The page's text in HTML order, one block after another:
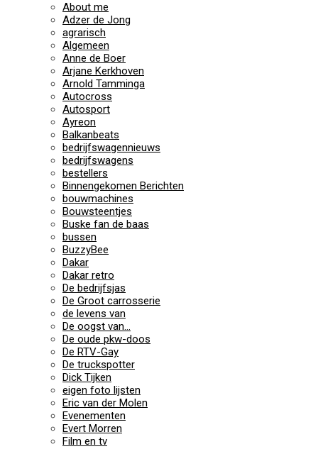
About me
Adzer de Jong
agrarisch
Algemeen
Anne de Boer
Arjane Kerkhoven
Arnold Tamminga
Autocross
Autosport
Ayreon
Balkanbeats
bedrijfswagennieuws
bedrijfswagens
bestellers
Binnengekomen Berichten
bouwmachines
Bouwsteentjes
Buske fan de baas
bussen
BuzzyBee
Dakar
Dakar retro
De bedrijfsjas
De Groot carrosserie
de levens van
De oogst van…
De oude pkw-doos
De RTV-Gay
De truckspotter
Dick Tijken
eigen foto lijsten
Eric van der Molen
Evenementen
Evert Morren
Film en tv